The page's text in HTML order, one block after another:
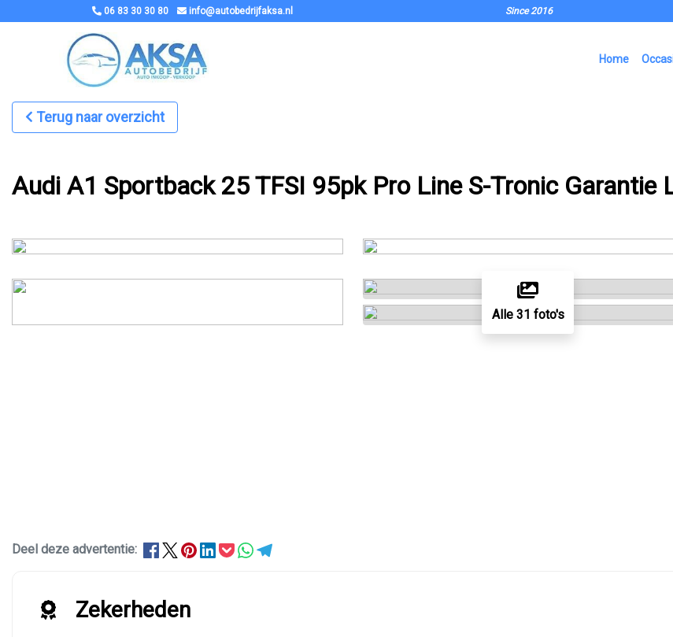
06 83 30 30 80 info@autobedrijfaksa.nl Since 2016
Home
Terug naar overzicht
Audi A1 Sportback 25 TFSI 95pk Pro Line S-Tronic Garantie
Alle 31 foto's
Deel deze advertentie:
Zekerheden